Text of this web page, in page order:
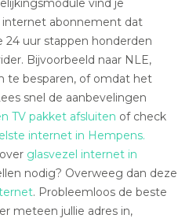
vind je
abonnement dat
uur stappen honderden
Bijvoorbeeld naar NLE,
te besparen, of omdat het
snel de aanbevelingen
TV pakket afsluiten of check
internet in Hempens.
glasvezel internet in
nodig? Overweeg dan deze
. Probleemloos de beste
meteen jullie adres in,